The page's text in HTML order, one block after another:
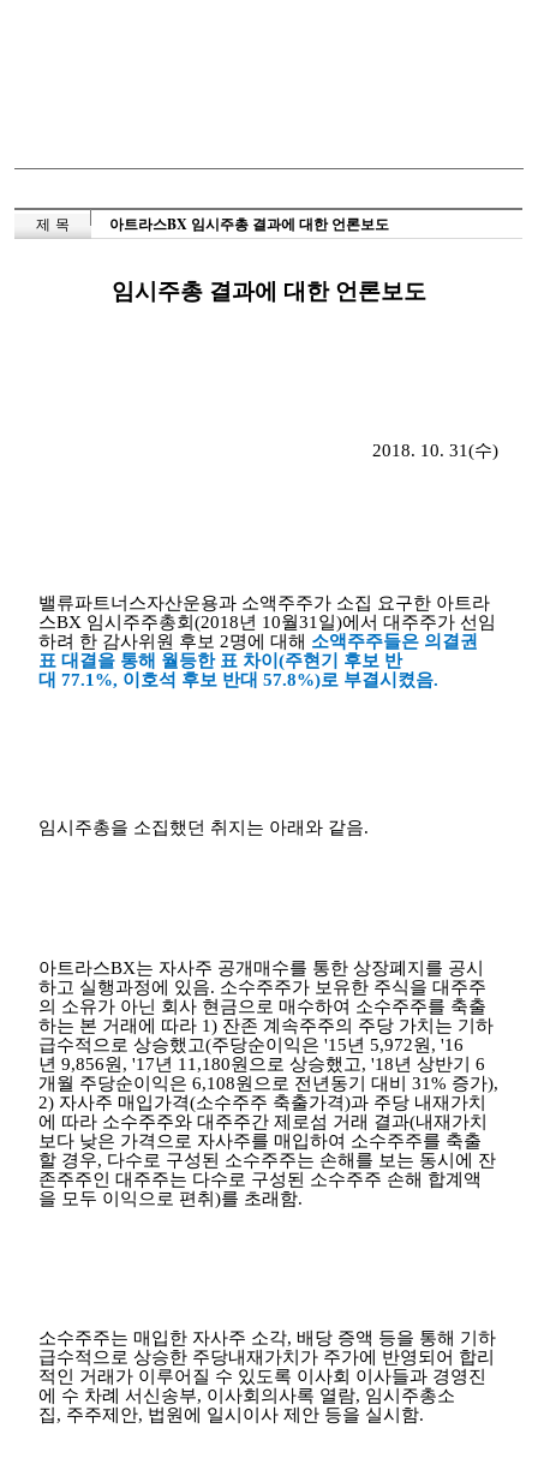
제 목 아트라스BX 임시주총 결과에 대한 언론보도
임시주총 결과에 대한 언론보도
2018. 10. 31(수)
밸류파트너스자산운용과 소액주주가 소집 요구한 아트라
스BX 임시주주총회(2018년 10월31 일)에서 대주주가 선임
하려 한 감사위원 후보 2명에 대해 소액주주들은 의결권
표 대결을 통해 월등한 표 차이(주현기 후보 반
대 77.1%, 이호석 후보 반대 57.8%)로 부결시켰음.
임시주총을 소집했던 취지는 아래와 같음.
아트라스BX는 자사주 공개매수를 통한 상장폐지를 공시
하고 실행과정에 있음. 소수주주가 보유한 주식을 대주주
의 소유가 아닌 회사 현금으로 매수하여 소수주주를 축출
하는 본 거래에 따라 1) 잔존 계속주주의 주당 가치는 기하
급수적으로 상승했고(주당순이익은 '15년 5,972원 , '16
년 9,856원 , '17년 11,180원으로 상승했고, '18년 상반기
6
개월 주당순이익은 6,108원으로 전년동기 대비 31% 증가),
2) 자사주 매입가격(소수주주 축출가격)과 주당 내재가치
에 따라 소수주주와 대주주간 제로섬 거래 결과(내재가치
보다 낮은 가격으로 자사주를 매입하여 소수주주를 축출
할 경우, 다수로 구성된 소수주주는 손해를 보는 동시에 잔
존주주인 대주주는 다수로 구성된 소수주주 손해 합계액
을 모두 이익으로 편취)를 초래함.
소수주주는 매입한 자사주 소각,배당 증액 등을 통해 기하
급수적으로 상승한 주당내재가치가 주가에 반영되어 합리
적인 거래가 이루어질 수 있도록 이사회 이사들과 경영진
에 수 차례 서신송부, 이사회의사록 열람, 임시주총소
집, 주주제안, 법원에 일시이사 제안 등을 실시함.